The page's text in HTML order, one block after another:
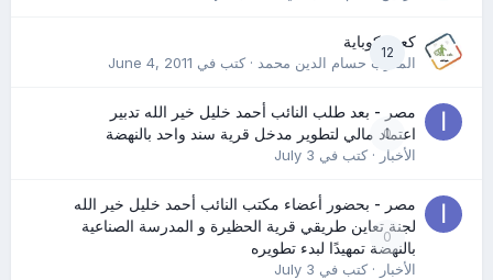
12
كعب كوباية
المدرب حسام الدين محمد· كتب في June 4, 2011
0
مصر - بعد طلب النائب أحمد خليل خير الله تدبير
اعتماد مالي لتطوير مدخل قرية سند واحد بالنهضة
الأخبار· كتب في July 3
0
مصر - بحضور أعضاء مكتب النائب أحمد خليل خير الله
لجنة تعاين طريقي قرية الحظيرة و المدرسة الصناعية
بالنهضة تمهيدًا لبدء تطويره
الأخبار· كتب في July 3